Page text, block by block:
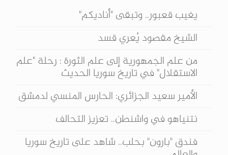
يغيب قعبور.. وتبقى "أناديكم"
الشيخ مقصود يُعري قسد
من علم الجمهورية إلى علم الثورة : رحلة "علم
الاستقلال" في تاريخ سوريا الحديث
الأمير سعيد الجزائري: الحارس المنسي لدمشق
نتنياهو في واشنطن.. تعزيز التحالف
فندق "بارون" بحلب.. شاهد على تاريخ سوريا